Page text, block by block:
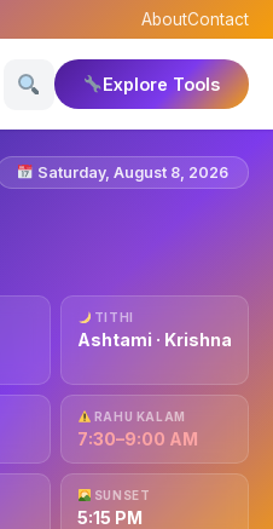
AboutContact
Explore Tools
Saturday, August 8, 2026
TITHI
Ashtami · Krishna
RAHU KALAM
7:30–9:00 AM
SUNSET
5:15 PM